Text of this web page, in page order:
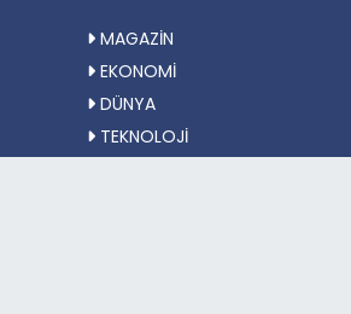
MAGAZİN
EKONOMİ
DÜNYA
TEKNOLOJİ